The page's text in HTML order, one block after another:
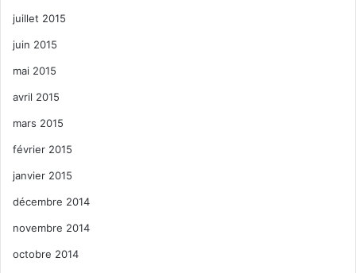
juillet 2015
juin 2015
mai 2015
avril 2015
mars 2015
février 2015
janvier 2015
décembre 2014
novembre 2014
octobre 2014